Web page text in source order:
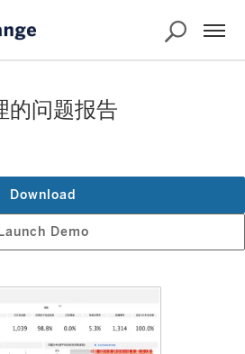
的问题报告
Launch Demo
Download